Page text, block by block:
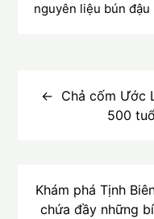
nguyên liệu bún đậu
hướngChả cốm Ước
500
Khám phá Tịnh
chứa đầy những